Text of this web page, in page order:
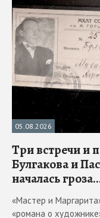
05.08.2026
Три встречи и
Булгакова и
началась
«Мастер и
«романа о